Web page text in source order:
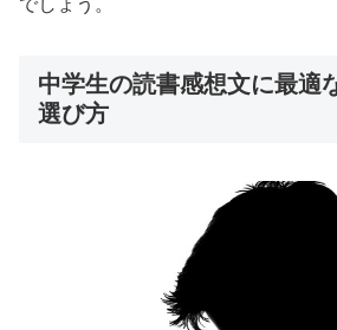
でしょう。
中学生の読書感想文に最適
選び方